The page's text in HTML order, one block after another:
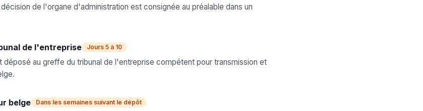
de l'organe d'administration est consignée au préalable dans un
de l'entreprise Jours 5 à 10
au greffe du tribunal de l'entreprise compétent pour transmission et
belge Dans les semaines suivant le dépôt